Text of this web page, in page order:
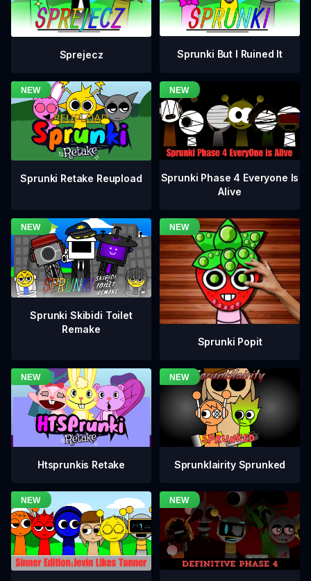
Sprejecz Sprunki But I Ruined It
Sprunki Retake Reupload
Sprunki Phase 4 Everyone Is
Alive
Sprunki Skibidi Toilet
Remake
Sprunki Popit
Htsprunkis Retake Sprunklairity Sprunked